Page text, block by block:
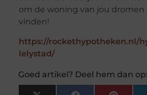
om de woning van jou
vinden!
https://rockethypotheken.nl/
lelystad/
Goed artikel? Deel hem dan op: